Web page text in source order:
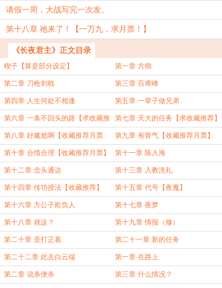
请假一周，大战写完一次发。
第十八章 祂来了！【一万九，求月票！】
《长夜君主》正文目录
楔子【算是部分设定】 第一章 方彻
第二章 刀枪剑戟 第三章 百瘴峰
第四章 人生何处不相逢 第五章 一辈子做兄弟
第六章 一条不回头的路【求收藏推
荐和月票】
第七章 天大的任务【求收藏推荐】
第八章 好尴尬啊【收藏推荐月票
哦】
第九章 有骨气【收藏推荐月票】
第十章 合情合理【收藏推荐月票】 第十一章 陈入海
第十二章 念头通达 第十三章 入教洗礼
第十四章 传功授法【收藏推荐】 第十五章 代号【夜魔】
第十六章 方公子欺负人 第十七章 夜梦
第十八章 就这？ 第十九章 情报（修）
第二十章 歪打正着 第二十一章 新的任务
第二十二章 此去白云端 第一章 在路上
第二章 说杀便杀 第三章 什么情况？